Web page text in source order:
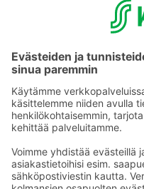
S-ryhmän palvelut
S-ryhmä
Asiakasomistajuus
Yhteishyvä Ruoka -sovellus
S-ostoslista -sovellus
Prisma.fi
Sokos.fi
S-Pankki
Yhteishyvä
Sokos Hotels